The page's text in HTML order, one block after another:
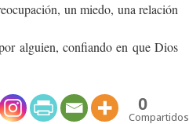
un miedo, una relación
alguien, confiando en que Dios
0
Compartidos